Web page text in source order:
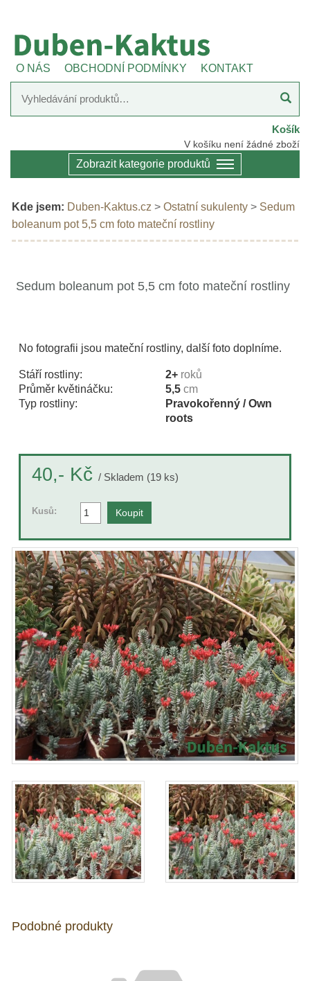
O NÁS OBCHODNÍ PODMÍNKY KONTAKT
Košík
V košíku není žádné zboží
Zobrazit kategorie produktů
Kde jsem: Duben-Kaktus.cz > Ostatní sukulenty > Sedum
boleanum pot 5,5 cm foto mateční rostliny
Sedum boleanum pot 5,5 cm foto mateční rostliny
No fotografii jsou mateční rostliny, další foto doplníme.
Stáří rostliny: 2+ roků
Průměr květináčku:
5,5 cm
Typ rostliny:
Pravokořenný / Own
roots
40,- Kč / Skladem (19 ks)
Kusů:
Podobné produkty